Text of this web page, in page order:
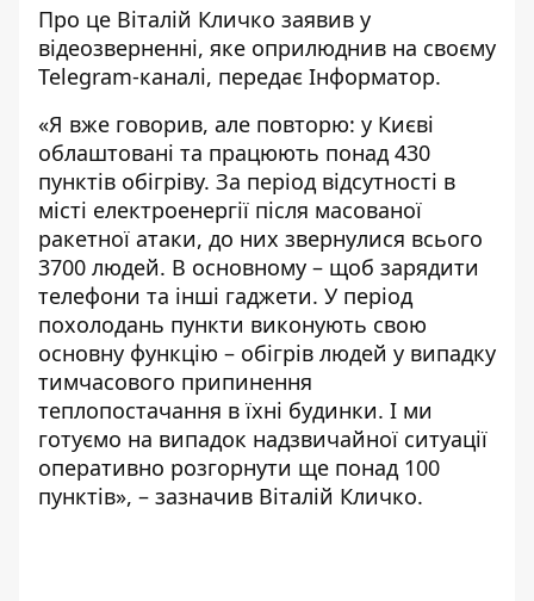
Про це Віталій Кличко заявив у
відеозверненні, яке оприлюднив на своєму
Telegram-каналі, передає Інформатор.
«Я вже говорив, але повторю: у Києві
облаштовані та працюють понад 430
пунктів обігріву. За період відсутності в
місті електроенергії після масованої
ракетної атаки, до них звернулися всього
3700 людей. В основному – щоб зарядити
телефони та інші гаджети. У період
похолодань пункти виконують свою
основну функцію – обігрів людей у випадку
тимчасового припинення
теплопостачання в їхні будинки. І ми
готуємо на випадок надзвичайної ситуації
оперативно розгорнути ще понад 100
пунктів», – зазначив Віталій Кличко.